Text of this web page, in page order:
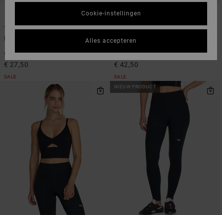
Two Timer
€ 55,00 50%
€ 27,50
SALE
2
VA Essential
Dames Groen Legging
€ 85,00 50%
€ 42,50
SALE
NIEUW PRODUCT
Cookie-instellingen
Alles accepteren